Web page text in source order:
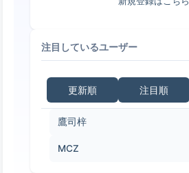
注目しているユーザー
更新順 注目順
鷹司梓
MCZ